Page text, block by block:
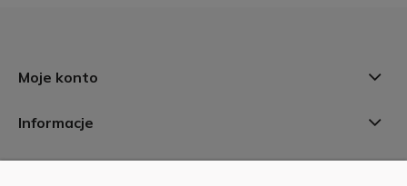
Moje konto
Informacje